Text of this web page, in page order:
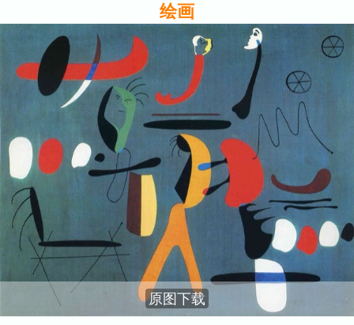
绘画
原图下载